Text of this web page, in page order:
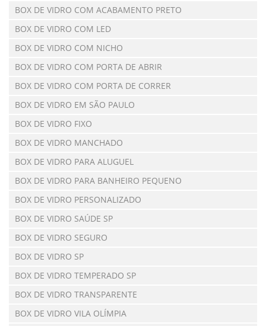
BOX DE VIDRO COM ACABAMENTO PRETO
BOX DE VIDRO COM LED
BOX DE VIDRO COM NICHO
BOX DE VIDRO COM PORTA DE ABRIR
BOX DE VIDRO COM PORTA DE CORRER
BOX DE VIDRO EM SÃO PAULO
BOX DE VIDRO FIXO
BOX DE VIDRO MANCHADO
BOX DE VIDRO PARA ALUGUEL
BOX DE VIDRO PARA BANHEIRO PEQUENO
BOX DE VIDRO PERSONALIZADO
BOX DE VIDRO SAÚDE SP
BOX DE VIDRO SEGURO
BOX DE VIDRO SP
BOX DE VIDRO TEMPERADO SP
BOX DE VIDRO TRANSPARENTE
BOX DE VIDRO VILA OLÍMPIA